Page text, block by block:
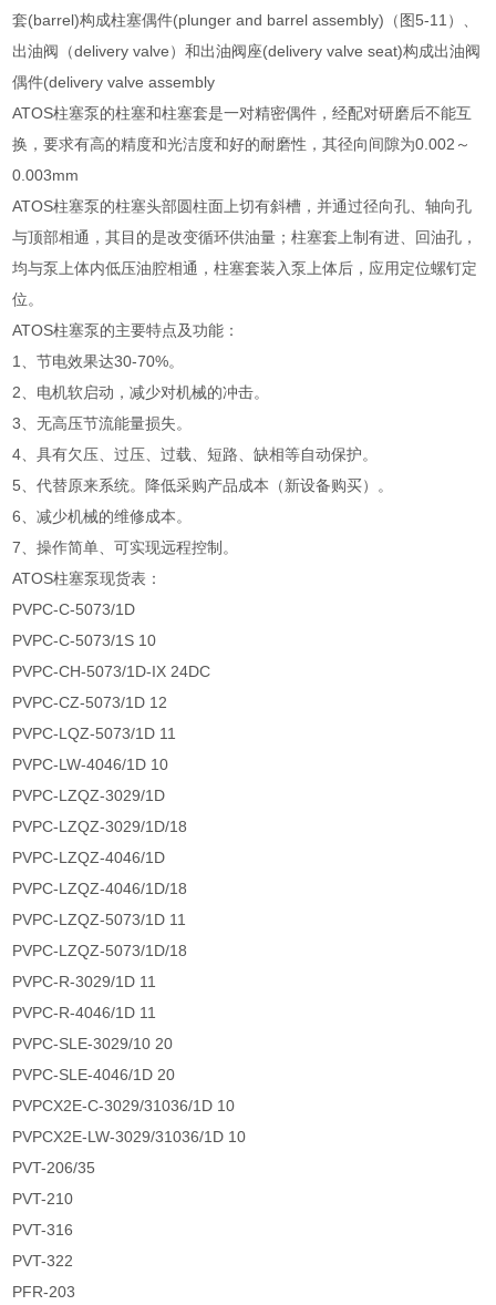
套(barrel)构成柱塞偶件(plunger and barrel assembly)（图5-11）、
出油阀（delivery valve）和出油阀座(delivery valve seat)构成出油阀
偶件(delivery valve assembly
ATOS柱塞泵的柱塞和柱塞套是一对精密偶件，经配对研磨后不能互
换，要求有高的精度和光洁度和好的耐磨性，其径向间隙为0.002～
0.003mm
ATOS柱塞泵的柱塞头部圆柱面上切有斜槽，并通过径向孔、轴向孔
与顶部相通，其目的是改变循环供油量；柱塞套上制有进、回油孔，
均与泵上体内低压油腔相通，柱塞套装入泵上体后，应用定位螺钉定
位。
ATOS柱塞泵的主要特点及功能：
1、节电效果达30-70%。
2、电机软启动，减少对机械的冲击。
3、无高压节流能量损失。
4、具有欠压、过压、过载、短路、缺相等自动保护。
5、代替原来系统。降低采购产品成本（新设备购买）。
6、减少机械的维修成本。
7、操作简单、可实现远程控制。
ATOS柱塞泵现货表：
PVPC-C-5073/1D
PVPC-C-5073/1S 10
PVPC-CH-5073/1D-IX 24DC
PVPC-CZ-5073/1D 12
PVPC-LQZ-5073/1D 11
PVPC-LW-4046/1D 10
PVPC-LZQZ-3029/1D
PVPC-LZQZ-3029/1D/18
PVPC-LZQZ-4046/1D
PVPC-LZQZ-4046/1D/18
PVPC-LZQZ-5073/1D 11
PVPC-LZQZ-5073/1D/18
PVPC-R-3029/1D 11
PVPC-R-4046/1D 11
PVPC-SLE-3029/10 20
PVPC-SLE-4046/1D 20
PVPCX2E-C-3029/31036/1D 10
PVPCX2E-LW-3029/31036/1D 10
PVT-206/35
PVT-210
PVT-316
PVT-322
PFR-203